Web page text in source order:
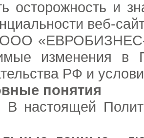
осторожность и
веб-
ООО «ЕВРОБИЗНЕС-
изменения в
РФ и
понятия
В настоящей